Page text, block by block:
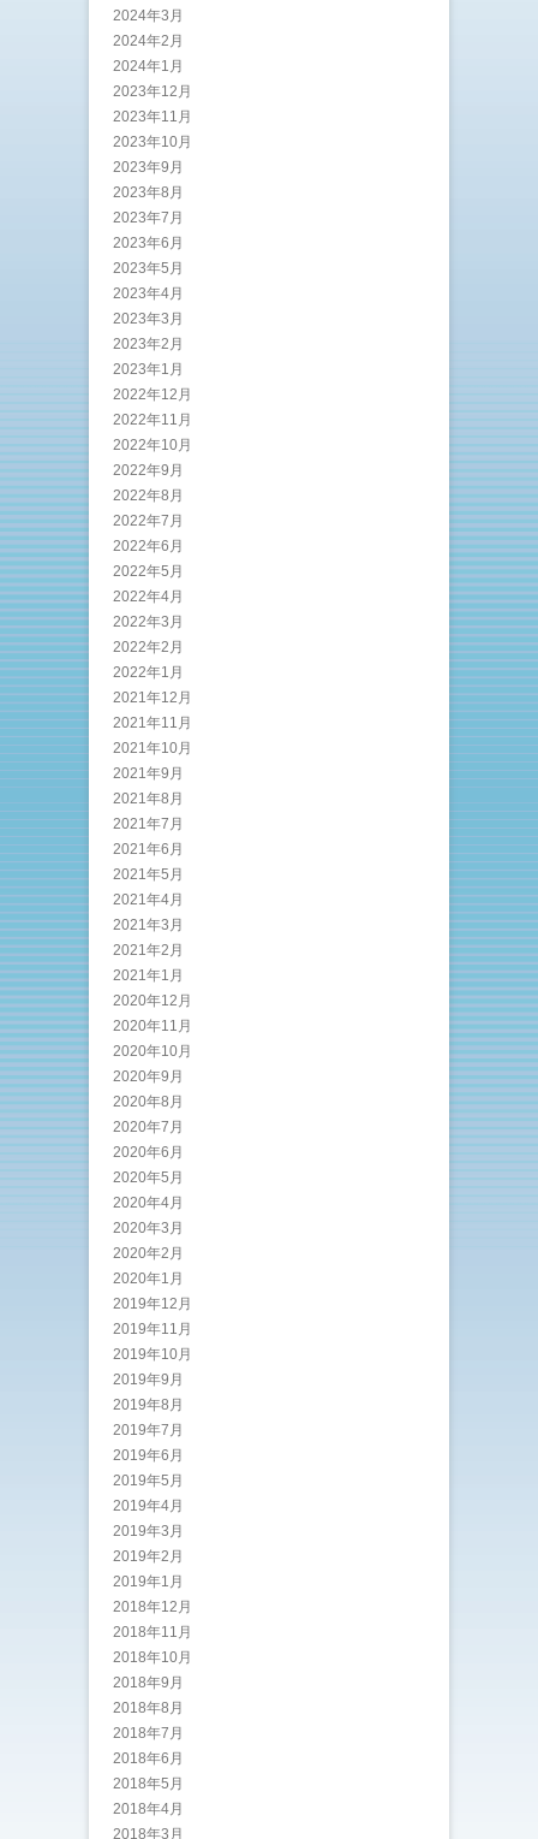
2024年3月
2024年2月
2024年1月
2023年12月
2023年11月
2023年10月
2023年9月
2023年8月
2023年7月
2023年6月
2023年5月
2023年4月
2023年3月
2023年2月
2023年1月
2022年12月
2022年11月
2022年10月
2022年9月
2022年8月
2022年7月
2022年6月
2022年5月
2022年4月
2022年3月
2022年2月
2022年1月
2021年12月
2021年11月
2021年10月
2021年9月
2021年8月
2021年7月
2021年6月
2021年5月
2021年4月
2021年3月
2021年2月
2021年1月
2020年12月
2020年11月
2020年10月
2020年9月
2020年8月
2020年7月
2020年6月
2020年5月
2020年4月
2020年3月
2020年2月
2020年1月
2019年12月
2019年11月
2019年10月
2019年9月
2019年8月
2019年7月
2019年6月
2019年5月
2019年4月
2019年3月
2019年2月
2019年1月
2018年12月
2018年11月
2018年10月
2018年9月
2018年8月
2018年7月
2018年6月
2018年5月
2018年4月
2018年3月